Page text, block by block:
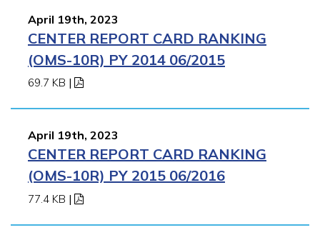
April 19th, 2023
CENTER REPORT CARD RANKING
(OMS-10R) PY 2014 06/2015
69.7 KB |
April 19th, 2023
CENTER REPORT CARD RANKING
(OMS-10R) PY 2015 06/2016
77.4 KB |